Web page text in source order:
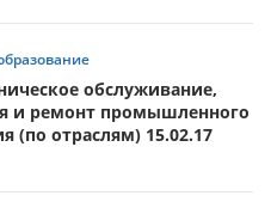
обслуживание,
и ремонт промышленного
(по отраслям) 15.02.17